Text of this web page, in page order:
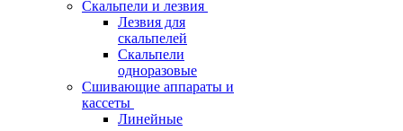
Скальпели и лезвия
Лезвия для
скальпелей
Скальпели
одноразовые
Сшивающие аппараты и
кассеты
Линейные